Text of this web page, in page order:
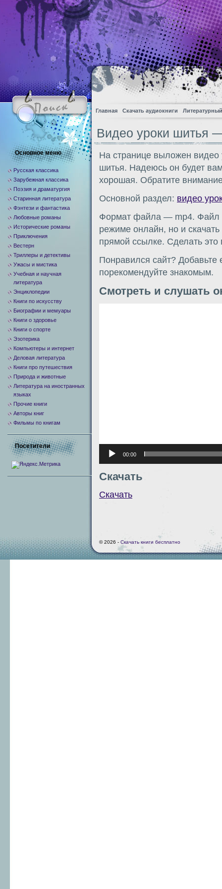
Главная Скачать аудиокниги
Видео уроки шитья
На странице выложен видео
шитья. Надеюсь он будет
хорошая. Обратите
Основной раздел: видео
Формат файла — mp4. Файл
режиме онлайн, но и
прямой ссылке. Сделать
Понравился сайт? Добавьте
порекомендуйте знакомым.
Смотреть и слушать
00:00
Скачать
Скачать
Основное меню
Русская классика
Зарубежная классика
Поэзия и драматургия
Старинная литература
Фэнтези и фантастика
Любовные романы
Исторические романы
Приключения
Вестерн
Триллеры и детективы
Ужасы и мистика
Учебная и научная
литература
Энциклопедии
Книги по искусству
Биографии и мемуары
Книги о здоровье
Книги о спорте
Эзотерика
Компьютеры и интернет
Деловая литература
Книги про путешествия
Природа и животные
Литература на иностранных
языках
Прочие книги
Авторы книг
Фильмы по книгам
Посетители
© 2026 - Скачать книги бесплатно